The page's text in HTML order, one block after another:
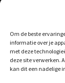
Om de beste
informatie over je
met deze
deze site verwerken.
kan dit een nadelige